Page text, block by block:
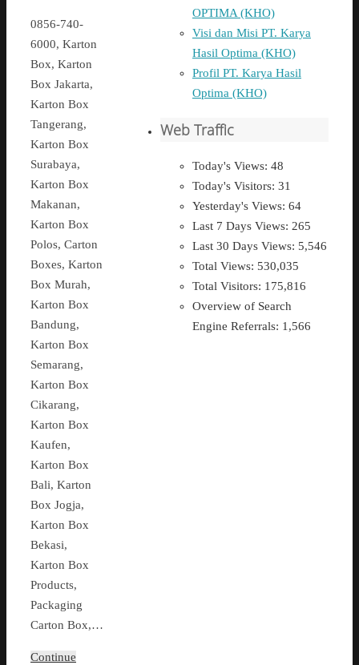
0856-740-
6000, Karton
Box, Karton
Box Jakarta,
Karton Box
Tangerang,
Karton Box
Surabaya,
Karton Box
Makanan,
Karton Box
Polos, Carton
Boxes, Karton
Box Murah,
Karton Box
Bandung,
Karton Box
Semarang,
Karton Box
Cikarang,
Karton Box
Kaufen,
Karton Box
Bali, Karton
Box Jogja,
Karton Box
Bekasi,
Karton Box
Products,
Packaging
Carton Box,…
Continue
OPTIMA (KHO)
Visi dan Misi PT. Karya
Hasil Optima (KHO)
Profil PT. Karya Hasil
Optima (KHO)
Web Traffic
Today's Views: 48
Today's Visitors: 31
Yesterday's Views: 64
Last 7 Days Views: 265
Last 30 Days Views: 5,546
Total Views: 530,035
Total Visitors: 175,816
Overview of Search
Engine Referrals: 1,566